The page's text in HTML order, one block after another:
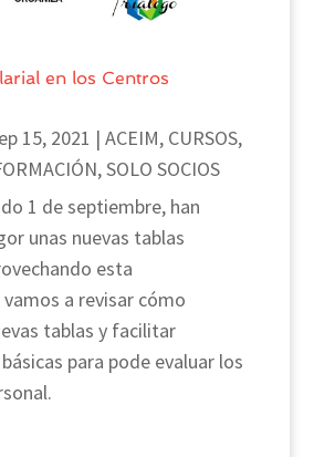
en los Centros
15, 2021 | ACEIM, CURSOS,
,SOLO SOCIOS
1 de septiembre, han
unas nuevas tablas
esta
a revisar cómo
tablas y facilitar
para pode evaluar los